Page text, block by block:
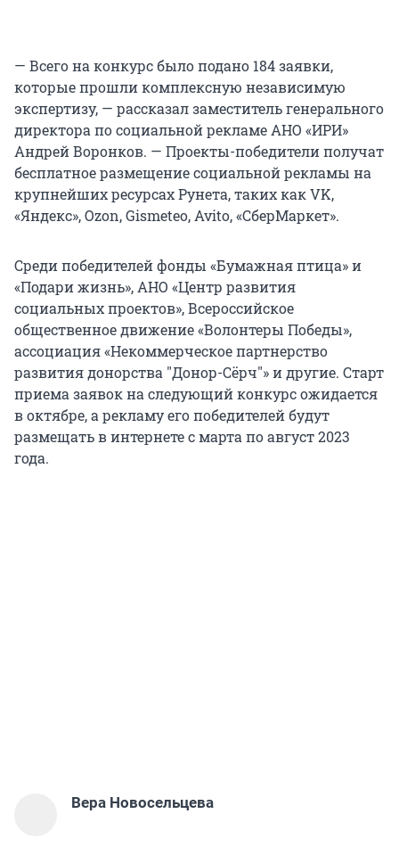
— Всего на конкурс было подано 184 заявки,
которые прошли комплексную независимую
экспертизу, — рассказал заместитель генерального
директора по социальной рекламе АНО «ИРИ»
Андрей Воронков. — Проекты-победители получат
бесплатное размещение социальной рекламы на
крупнейших ресурсах Рунета, таких как VK,
«Яндекс», Ozon, Gismeteo, Avito, «СберМаркет».
Среди победителей фонды «Бумажная птица» и
«Подари жизнь», АНО «Центр развития
социальных проектов», Всероссийское
общественное движение «Волонтеры Победы»,
ассоциация «Некоммерческое партнерство
развития донорства "Донор-Сёрч"» и другие. Старт
приема заявок на следующий конкурс ожидается
в октябре, а рекламу его победителей будут
размещать в интернете с марта по август 2023
года.
Вера Новосельцева